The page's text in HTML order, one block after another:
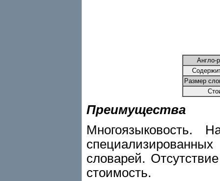
Англо-
Размер
Преимущества
Многоязыковость.
словарей.
стоимость.